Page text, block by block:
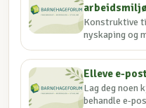
Konstruktive
nyskaping og
Elleve e-
Lag deg noen
behandle e-